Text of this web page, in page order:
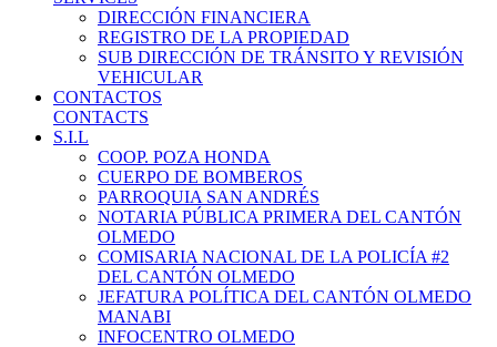
DIRECCIÓN FINANCIERA
REGISTRO DE LA PROPIEDAD
SUB DIRECCIÓN DE TRÁNSITO Y REVISIÓN
VEHICULAR
CONTACTOS
CONTACTS
S.I.L
COOP. POZA HONDA
CUERPO DE BOMBEROS
PARROQUIA SAN ANDRÉS
NOTARIA PÚBLICA PRIMERA DEL CANTÓN
OLMEDO
COMISARIA NACIONAL DE LA POLICÍA #2
DEL CANTÓN OLMEDO
JEFATURA POLÍTICA DEL CANTÓN OLMEDO
MANABI
INFOCENTRO OLMEDO